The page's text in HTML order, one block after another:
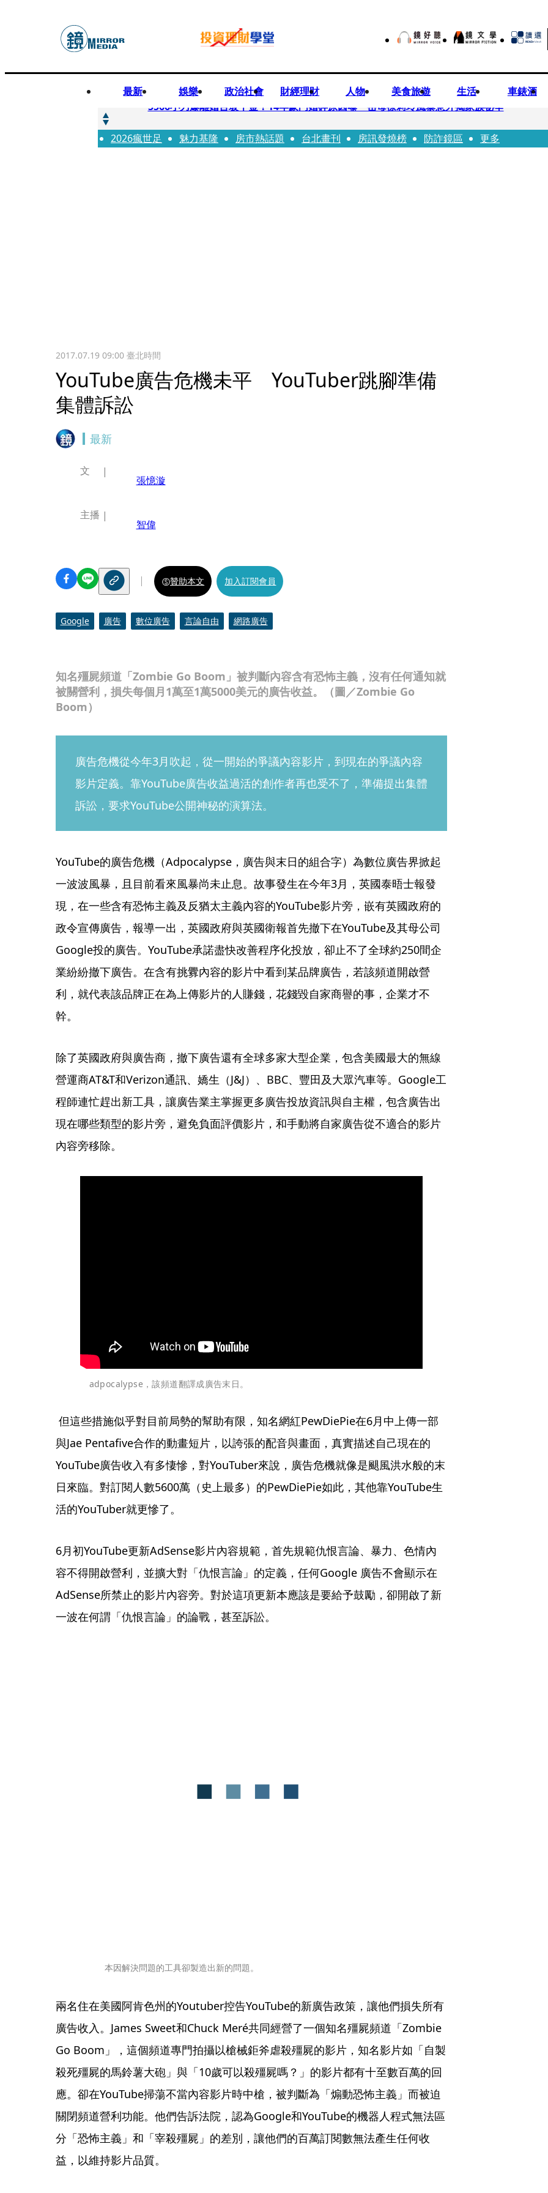
最新 娛樂 政治社會 財經理財 人物 美食旅遊 生活 車錶酒
快訊
5566小刀爆離婚台玻千金！14年豪門婚碎原因曝 岳母徐莉玲風暴意外揭家族祕辛
快訊
徐莉玲喪子劇變／徐莉玲「巨大哀傷足不出戶」 解密長子身世
2026瘋世足 魅力基隆 房市熱話題 台北畫刊 房訊發燒榜 防詐鏡區 更多
2017.07.19 09:00臺北時間
YouTube廣告危機未平 YouTuber跳腳準備
集體訴訟
最新
知名殭屍頻道「Zombie Go Boom」被判斷內容含有恐怖主義，沒有任何通知就
被關營利，損失每個月1萬至1萬5000美元的廣告收益。（圖／Zombie Go
Boom）
文
張憶漩
主播
智偉
贊助本文 加入訂閱會員
Google 廣告 數位廣告 言論自由 網路廣告
廣告危機從今年3月吹起，從一開始的爭議內容影片，到現在的爭議內容
影片定義。靠YouTube廣告收益過活的創作者再也受不了，準備提出集體
訴訟，要求YouTube公開神秘的演算法。
YouTube的廣告危機（Adpocalypse，廣告與末日的組合字）為數位廣告界掀起
一波波風暴，且目前看來風暴尚未止息。故事發生在今年3月，英國泰晤士報發
現，在一些含有恐怖主義及反猶太主義內容的YouTube影片旁，嵌有英國政府的
政令宣傳廣告，報導一出，英國政府與英國衛報首先撤下在YouTube及其母公司
Google投的廣告。YouTube承諾盡快改善程序化投放，卻止不了全球約250間企
業紛紛撤下廣告。在含有挑釁內容的影片中看到某品牌廣告，若該頻道開啟營
利，就代表該品牌正在為上傳影片的人賺錢，花錢毀自家商譽的事，企業才不
幹。
除了英國政府與廣告商，撤下廣告還有全球多家大型企業，包含美國最大的無線
營運商AT&T和Verizon通訊、嬌生（J&J）、BBC、豐田及大眾汽車等。Google工
程師連忙趕出新工具，讓廣告業主掌握更多廣告投放資訊與自主權，包含廣告出
現在哪些類型的影片旁，避免負面評價影片，和手動將自家廣告從不適合的影片
內容旁移除。
adpocalypse，該頻道翻譯成廣告末日。
與Jae Pentafive合作的動畫短片，以誇張的配音與畫面，真實描述自己現在的
YouTube廣告收入有多悽慘，對YouTuber來說，廣告危機就像是颶風洪水般的末
日來臨。對訂閱人數5600萬（史上最多）的PewDiePie如此，其他靠YouTube生
活的YouTuber就更慘了。
6月初YouTube更新AdSense影片內容規範，首先規範仇恨言論、暴力、色情內
容不得開啟營利，並擴大對「仇恨言論」的定義，任何Google 廣告不會顯示在
AdSense所禁止的影片內容旁。對於這項更新本應該是要給予鼓勵，卻開啟了新
一波在何謂「仇恨言論」的論戰，甚至訴訟。
本因解決問題的工具卻製造出新的問題。
兩名住在美國阿肯色州的Youtuber控告YouTube的新廣告政策，讓他們損失所有
廣告收入。James Sweet和Chuck Meré共同經營了一個知名殭屍頻道「Zombie
Go Boom」，這個頻道專門拍攝以槍械鉅斧虐殺殭屍的影片，知名影片如「自製
殺死殭屍的馬鈴薯大砲」與「10歲可以殺殭屍嗎？」的影片都有十至數百萬的回
應。卻在YouTube掃蕩不當內容影片時中槍，被判斷為「煽動恐怖主義」而被迫
關閉頻道營利功能。他們告訴法院，認為Google和YouTube的機器人程式無法區
分「恐怖主義」和「宰殺殭屍」的差別，讓他們的百萬訂閱數無法產生任何收
益，以維持影片品質。